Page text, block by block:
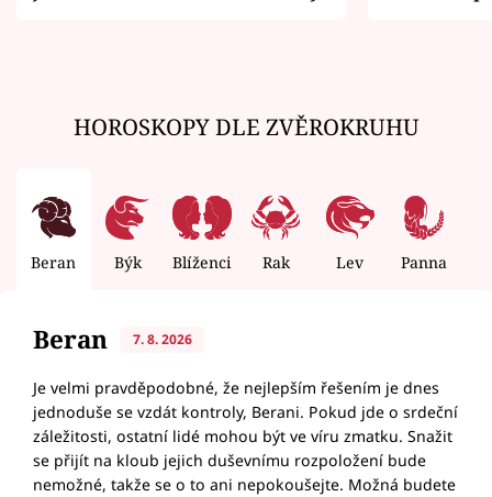
HOROSKOPY DLE ZVĚROKRUHU
Beran Býk Blíženci Rak Lev Panna
Beran 7. 8. 2026
Je velmi pravděpodobné, že nejlepším řešením je dnes
jednoduše se vzdát kontroly, Berani. Pokud jde o srdeční
záležitosti, ostatní lidé mohou být ve víru zmatku. Snažit
se přijít na kloub jejich duševnímu rozpoložení bude
nemožné, takže se o to ani nepokoušejte. Možná budete